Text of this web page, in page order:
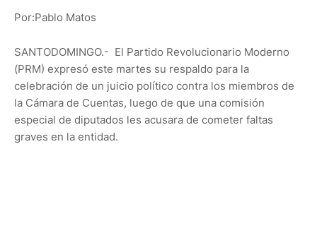
Por:Pablo Matos
SANTODOMINGO.- El Partido Revolucionario Moderno
(PRM) expresó este martes su respaldo para la
celebración de un juicio político contra los miembros de
la Cámara de Cuentas, luego de que una comisión
especial de diputados les acusara de cometer faltas
graves en la entidad.